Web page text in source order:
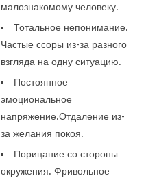
малознакомому человеку.
Тотальное непонимание.
Частые ссоры из-за разного
взгляда на одну ситуацию.
Постоянное
эмоциональное
напряжение.Отдаление из-
за желания покоя.
Порицание со стороны
окружения. Фривольное